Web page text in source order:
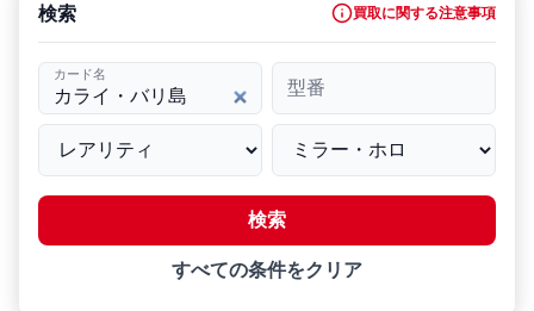
検索 買取に関する注意事項
カード名
型番
検索
すべての条件をクリア